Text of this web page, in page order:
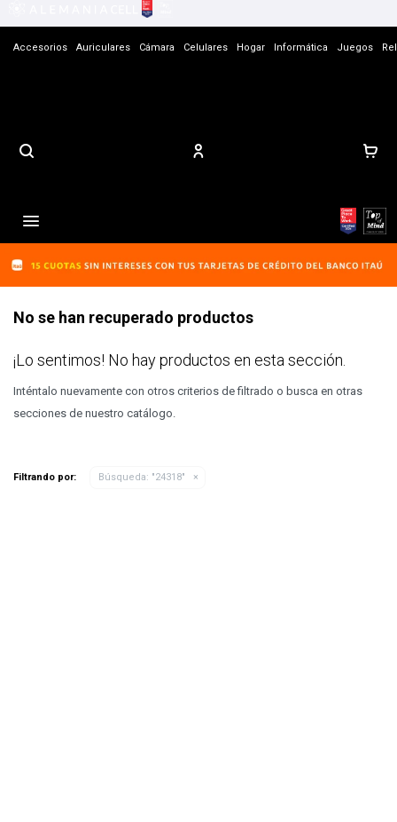
Accesorios Auriculares Cámara Celulares Hogar Informática Juegos

No se han recuperado productos
¡Lo sentimos! No hay productos en esta sección.
Inténtalo nuevamente con otros criterios de filtrado o busca en otras
secciones de nuestro catálogo.
Filtrando por: Búsqueda: "24318"